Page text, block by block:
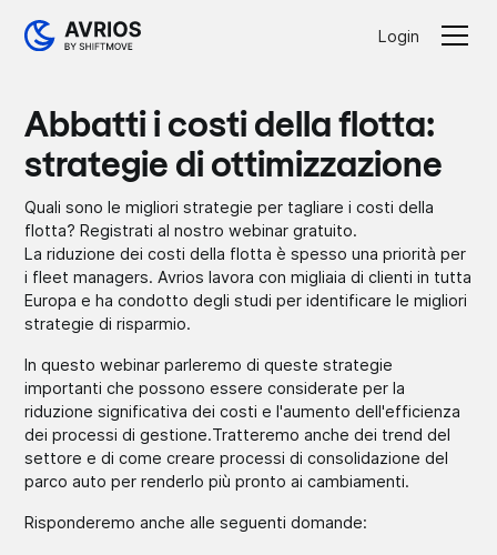
Login
Abbatti i costi della flotta:
strategie di ottimizzazione
Quali sono le migliori strategie per tagliare i costi della
flotta? Registrati al nostro webinar gratuito.
La riduzione dei costi della flotta è spesso una priorità per
i fleet managers. Avrios lavora con migliaia di clienti in tutta
Europa e ha condotto degli studi per identificare le migliori
strategie di risparmio.
In questo webinar parleremo di queste strategie
importanti che possono essere considerate per la
riduzione significativa dei costi e l'aumento dell'efficienza
dei processi di gestione.Tratteremo anche dei trend del
settore e di come creare processi di consolidazione del
parco auto per renderlo più pronto ai cambiamenti.
Risponderemo anche alle seguenti domande: